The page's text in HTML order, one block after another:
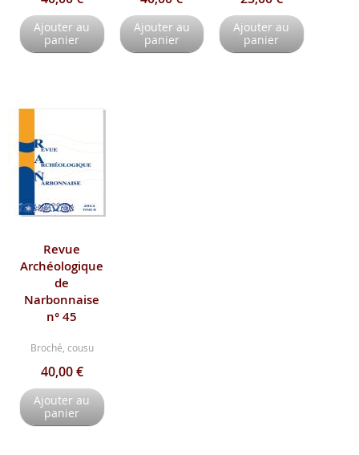
Ajouter au
panier
Ajouter au
panier
Ajouter au
panier
Revue
Archéologique
de
Narbonnaise
n° 45
Broché, cousu
40,00 €
Ajouter au
panier